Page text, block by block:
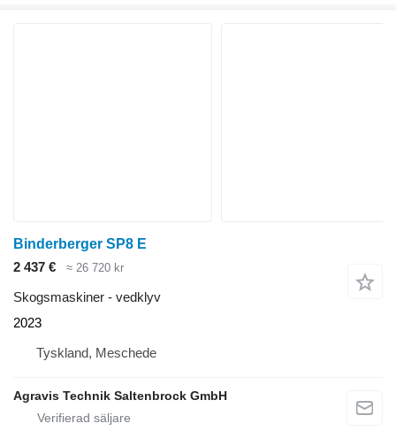
Binderberger SP8 E
2 437 €
≈ 26 720 kr
Skogsmaskiner - vedklyv
2023
Tyskland, Meschede
Agravis Technik Saltenbrock GmbH